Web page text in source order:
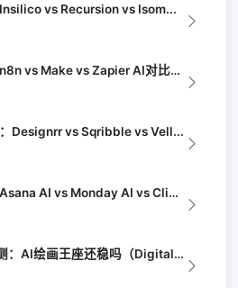
vs Recursion vs Isom...
AI自动化工作流平台：n8n vs Make vs Zapier AI对比（Au...
Designrr vs Sqribble vs Vell...
AI项目管理工具评测：Asana AI vs Monday AI vs Clic...
Midjourney v8深度评测：AI绘画王座还稳吗（Digital Arts...